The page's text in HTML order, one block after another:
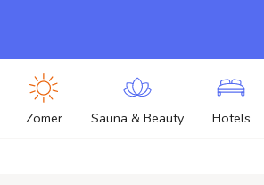
Zomer Sauna & Beauty Hotels